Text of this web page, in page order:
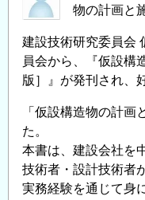
の
た
の
情
報
発
信
物の計画と
建設技術研究委員会
員会から、『仮設構
版］』が発刊され、
「仮設構造物の計画
た。
本書は、建設会社を
技術者・設計技術者
実務経験を通じて身